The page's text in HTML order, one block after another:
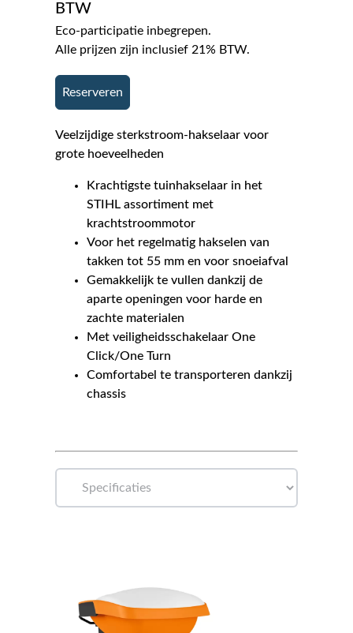
BTW
Eco-participatie inbegrepen.
Alle prijzen zijn inclusief 21% BTW.
Reserveren
Veelzijdige sterkstroom-hakselaar voor
grote hoeveelheden
Krachtigste tuinhakselaar in het
STIHL assortiment met
krachtstroommotor
Voor het regelmatig hakselen van
takken tot 55 mm en voor snoeiafval
Gemakkelijk te vullen dankzij de
aparte openingen voor harde en
zachte materialen
Met veiligheidsschakelaar One
Click/One Turn
Comfortabel te transporteren dankzij
chassis